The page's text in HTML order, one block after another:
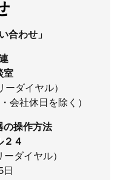
合わせ」
室
ダイヤル）
会社休日を除く）
の操作方法
２４
ダイヤル）